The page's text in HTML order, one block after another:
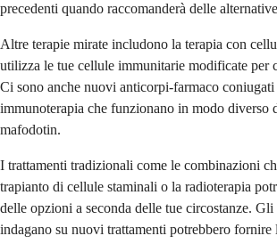
precedenti quando raccomanderà delle
Altre terapie mirate includono la terapia con
utilizza le tue cellule immunitarie modificate per
Ci sono anche nuovi anticorpi-farmaco
immunoterapia che funzionano in modo diverso
mafodotin.
I trattamenti tradizionali come le combinazioni
trapianto di cellule staminali o la radioterapia
delle opzioni a seconda delle tue circostanze.
indagano su nuovi trattamenti potrebbero fornire